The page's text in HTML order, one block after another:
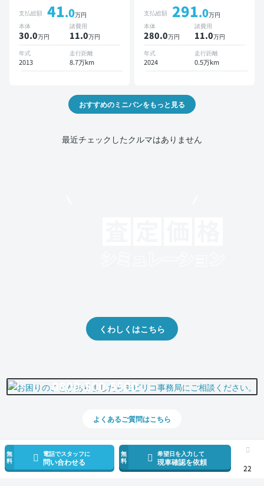
無
料
電話でスタッフに
問い合わせる
無
料
希望日を入力して
現車確認を依頼
22
り
支払総額 41.0万円
本体
30.0万円
諸費用
11.0万円
年式
2013
走行距離
8.7万km
ズ 3列シート スマートキー
バックモニター ドライブレ
コーダー 衝突軽減 7人乗り
支払総額 291.0万円
本体
280.0万円
諸費用
11.0万円
年式
2024
走行距離
0.5万km
おすすめのミニバンをもっと見る
最近チェックしたクルマはありません
くわしくはこちら
0800-500-5500
よくあるご質問はこちら